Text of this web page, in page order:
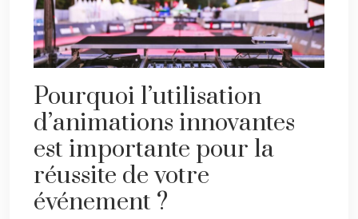
Pourquoi l’utilisation
d’animations innovantes
est importante pour la
réussite de votre
événement ?